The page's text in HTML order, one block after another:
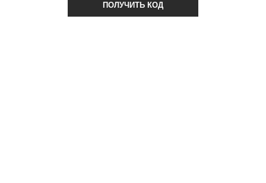
ПОЛУЧИТЬ КОД